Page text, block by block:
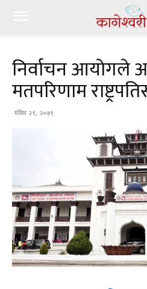
निर्वाचन आयाेगले
मतपरिणाम
मंसिर २९, २०७९